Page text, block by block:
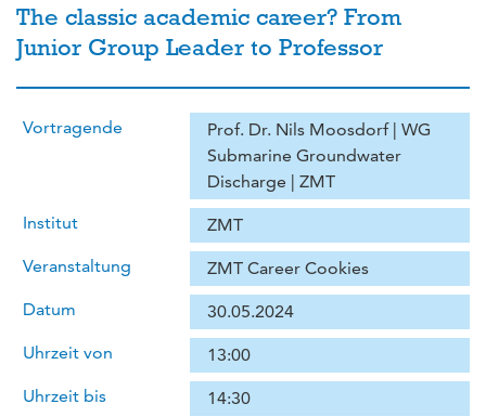
The classic academic career? From
Junior Group Leader to Professor
Vortragende
Prof. Dr. Nils Moosdorf | WG
Submarine Groundwater
Discharge | ZMT
Institut
ZMT
Veranstaltung
ZMT Career Cookies
Datum
30.05.2024
Uhrzeit von
13:00
Uhrzeit bis
14:30